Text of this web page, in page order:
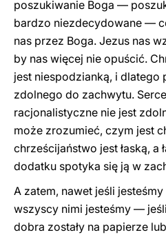
poszukiwanie Boga —
bardzo niezdecydowane —
nas przez Boga. Jezus nas
by nas więcej nie opuścić.
jest niespodzianką, i dlatego
zdolnego do zachwytu.
racjonalistyczne nie jest
może zrozumieć, czym jest
chrześcijaństwo jest łaską, a
dodatku spotyka się ją w
A zatem, nawet jeśli
wszyscy nimi jesteśmy —
dobra zostały na papierze